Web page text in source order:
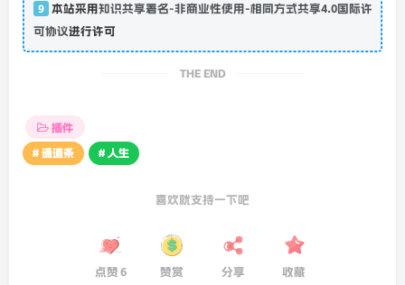
9
本站采用知识共享署名-非商业性使用-相同方式共享4.0国际许
可协议进行许可
THE END
插件
# 通道条
# 人生
喜欢就支持一下吧
点赞 6 赞赏 分享 收藏